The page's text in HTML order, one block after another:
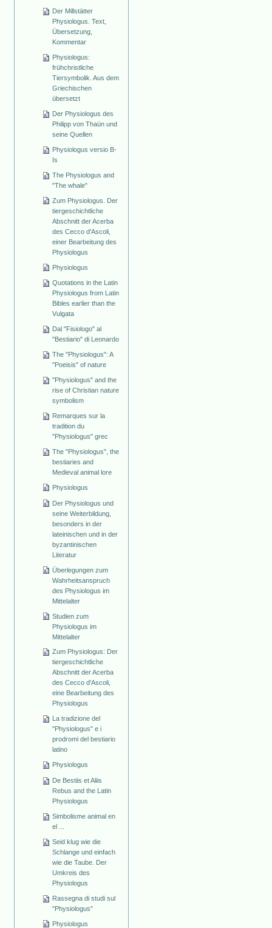
Der Millstätter
Physiologus. Text,
Übersetzung,
Kommentar
Physiologus:
frühchristliche
Tiersymbolik. Aus dem
Griechischen
übersetzt
Der Physiologus des
Philipp von Thaün und
seine Quellen
Physiologus versio B-
Is
The Physiologus and
"The whale"
Zum Physiologus. Der
tiergeschichtliche
Abschnitt der Acerba
des Cecco d'Ascoli,
einer Bearbeitung des
Physiologus
Physiologus
Quotations in the Latin
Physiologus from Latin
Bibles earlier than the
Vulgata
Dal "Fisiologo" al
"Bestiario" di Leonardo
The "Physiologus": A
"Poeisis" of nature
"Physiologus" and the
rise of Christian nature
symbolism
Remarques sur la
tradition du
"Physiologus" grec
The "Physiologus", the
bestiaries and
Medieval animal lore
Physiologus
Der Physiologus und
seine Weiterbildung,
besonders in der
lateinischen und in der
byzantinischen
Literatur
Überlegungen zum
Wahrheitsanspruch
des Physiologus im
Mittelalter
Studien zum
Physiologus im
Mittelalter
Zum Physiologus: Der
tiergeschichtliche
Abschnitt der Acerba
des Cecco d'Ascoli,
eine Bearbeitung des
Physiologus
La tradizione del
"Physiologus" e i
prodromi del bestiario
latino
Physiologus
De Bestiis et Aliis
Rebus and the Latin
Physiologus
Simbolisme animal en
el ...
Seid klug wie die
Schlange und einfach
wie die Taube. Der
Umkreis des
Physiologus
Rassegna di studi sul
"Physiologus"
Physiologus